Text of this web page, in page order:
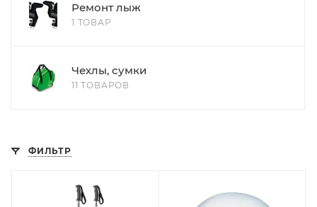
Ремонт лыж
1 ТОВАР
Чехлы, сумки
11 ТОВАРОВ
ФИЛЬТР